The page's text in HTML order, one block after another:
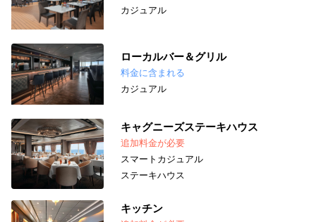
カジュアル
ローカルバー＆グリル
料金に含まれる
カジュアル
キャグニーズステーキハウス
追加料金が必要
スマートカジュアル
ステーキハウス
キッチン